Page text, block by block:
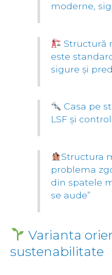
moderne,
Structură
este
sigure și
Casa pe
LSF și
Structura
problema
din spatele
se aude”
Varianta
sustenabilitate